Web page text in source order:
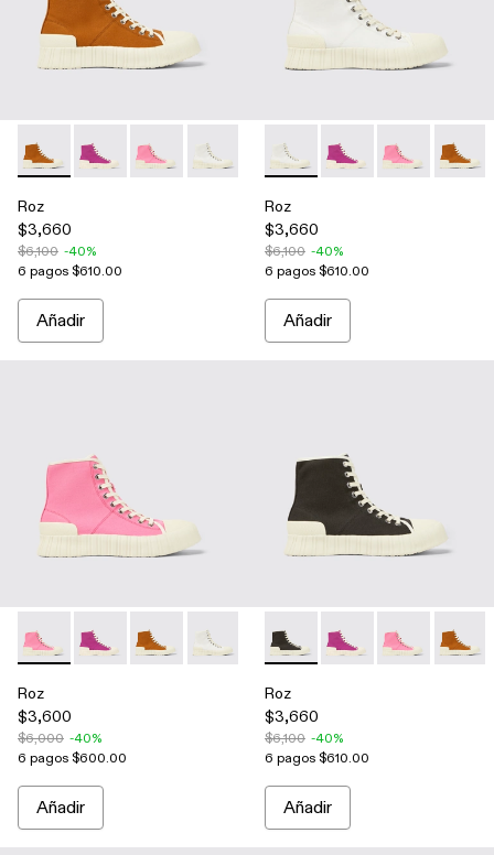
Roz - A700002-003 - Brown
Roz - A700002-006 - Purple
Roz - A700002-004 - Pink
Roz - A700002-002 - White
Roz - A700002-001 - Grey
Roz
$3,660
$6,100 -40%
6 pagos $610.00
Añadir
Roz - A700002-002 - White
Roz - A700002-006
Roz - Roz -
Roz
$3,660
$6,100 -40%
6 pagos $610.00
Añadir
Roz - A700002-004 - Pink
Roz - A700002-006 - Purple
Roz - A700002-003 - Brown
Roz - A700002-002 - White
Roz - A700002-001 - Grey
Roz
$3,600
$6,000 -40%
6 pagos $600.00
Añadir
Roz - A700002-001 - Grey
Roz - A700002-006
Roz - Roz -
Roz
$3,660
$6,100 -40%
6 pagos $610.00
Añadir